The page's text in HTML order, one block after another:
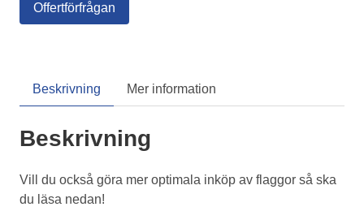
Offertförfrågan
Beskrivning Mer information
Beskrivning
Vill du också göra mer optimala inköp av flaggor så ska
du läsa nedan!